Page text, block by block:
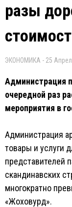
разы
ЭКОНОМИКА - 25
Администрация
очередной раз
мероприятия в
Администрация
товары и услуги
представителей
скандинавских
многократно
«Жоховурд».